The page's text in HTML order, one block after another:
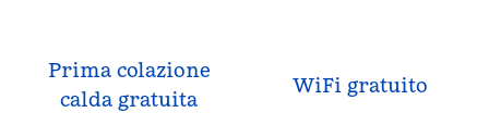
Prima colazione
calda gratuita
WiFi gratuito